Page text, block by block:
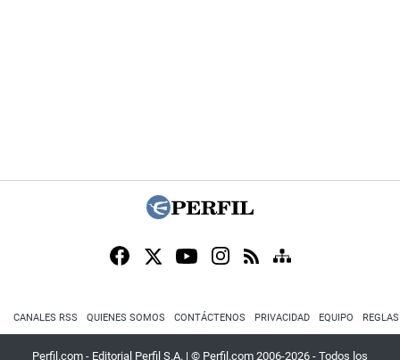
CANALES RSS QUIENES SOMOS CONTÁCTENOS PRIVACIDAD EQUIPO
Perfil.com - Editorial Perfil S.A. | © Perfil.com 2006-2026 - Todos los